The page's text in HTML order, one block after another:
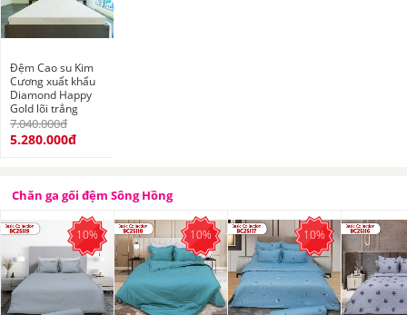
Đệm Cao su Kim
Cương xuất khẩu
Diamond Happy
Gold lõi trắng
7.040.000đ
5.280.000đ
Chăn ga gối đệm Sông Hồng
10% 10% 10%